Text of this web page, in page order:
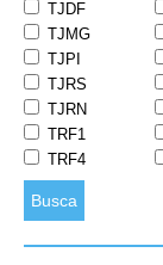
TJDF
TJMG
TJPI
TJRS
TJRN
TRF1
TRF4
Busca